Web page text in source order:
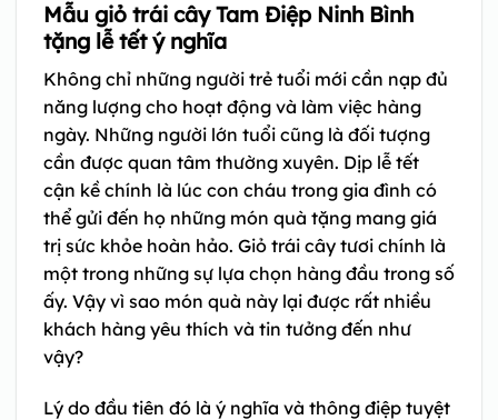
Mẫu giỏ trái cây Tam Điệp Ninh Bình
tặng lễ tết ý nghĩa
Không chỉ những người trẻ tuổi mới cần nạp đủ
năng lượng cho hoạt động và làm việc hàng
ngày. Những người lớn tuổi cũng là đối tượng
cần được quan tâm thường xuyên. Dịp lễ tết
cận kề chính là lúc con cháu trong gia đình có
thể gửi đến họ những món quà tặng mang giá
trị sức khỏe hoàn hảo. Giỏ trái cây tươi chính là
một trong những sự lựa chọn hàng đầu trong số
ấy. Vậy vì sao món quà này lại được rất nhiều
khách hàng yêu thích và tin tưởng đến như
vậy?
Lý do đầu tiên đó là ý nghĩa và thông điệp tuyệt